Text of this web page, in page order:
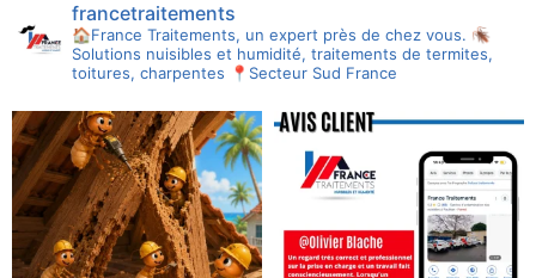
francetraitements
🏠France Traitements, un expert près de chez vous. 🪳
Solutions nuisibles et humidité, traitements de termites,
toitures, charpentes 📍Secteur Sud France